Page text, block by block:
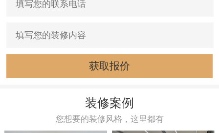
获取报价
装修案例
您想要的装修风格，这里都有